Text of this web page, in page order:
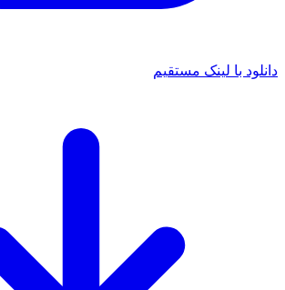
دانلود با لینک مستقیم